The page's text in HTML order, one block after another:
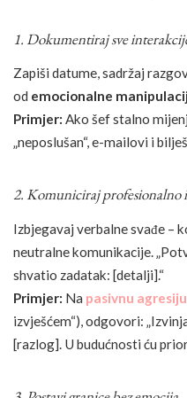
1. Dokumentiraj sve
Zapiši datume, sadržaj
od emocionalne
Primjer: Ako šef stalno
„neposlušan“, e-mailovi i
2. Komuniciraj profesionalno
Izbjegavaj verbalne svađe –
neutralne komunikacije.
shvatio zadatak: [detalji].“
Primjer: Na pasivnu agresiju
izvješćem“), odgovori:
[razlog]. U budućnosti ću